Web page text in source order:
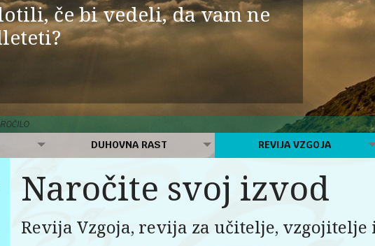
lotili, če bi vedeli, da vam ne
DUHOVNA RAST REVIJA VZGOJA
Naročite svoj izvod
Revija Vzgoja, revija za učitelje, vzgojitelje